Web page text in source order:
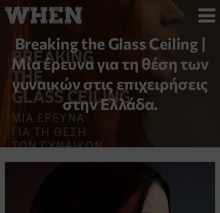
Breaking the Glass Ceiling |
Μία έρευνα για τη θέση των
γυναικών στις επιχειρήσεις
στην Ελλάδα.